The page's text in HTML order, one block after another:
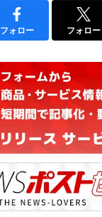
フォロー フォロー